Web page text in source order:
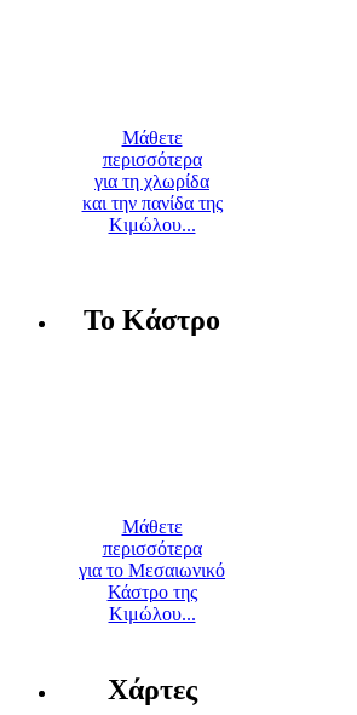
Μάθετε
περισσότερα
για τη χλωρίδα
και την πανίδα της
Κιμώλου...
Το Κάστρο
Μάθετε
περισσότερα
για το Μεσαιωνικό
Κάστρο της
Κιμώλου...
Χάρτες